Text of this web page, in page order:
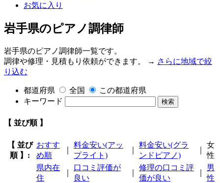
お気に入り
岩手県のピアノ調律師
岩手県のピアノ調律師一覧です。
調律や修理・見積もり依頼ができます。 → さらに地域で絞
り込む
都道府県 全国
この都道府県
キーワード
検索
【 並び順 】
【 並び
順 】:
おすす
め順
料金安い(アッ
プライト)
料金安い(グラ
ンドピアノ)
女
性
県内在
住
口コミ評価が
良い
修理の口コミ評
価が良い
男
性